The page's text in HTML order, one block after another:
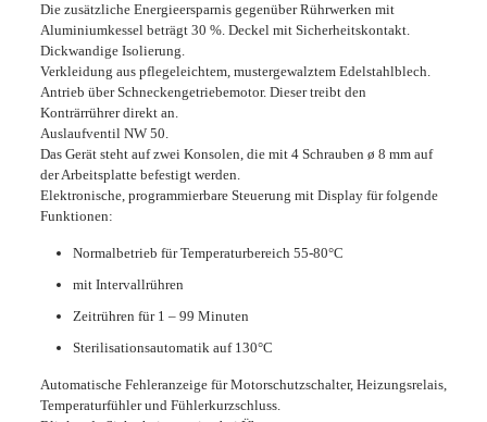
Die zusätzliche Energieersparnis gegenüber Rührwerken mit
Aluminiumkessel beträgt 30 %. Deckel mit Sicherheitskontakt.
Dickwandige Isolierung.
Verkleidung aus pflegeleichtem, mustergewalztem Edelstahlblech.
Antrieb über Schneckengetriebemotor. Dieser treibt den
Konträrrührer direkt an.
Auslaufventil NW 50.
Das Gerät steht auf zwei Konsolen, die mit 4 Schrauben ø 8 mm auf
der Arbeitsplatte befestigt werden.
Elektronische, programmierbare Steuerung mit Display für folgende
Funktionen:
Normalbetrieb für Temperaturbereich 55-80°C
mit Intervallrühren
Zeitrühren für 1 – 99 Minuten
Sterilisationsautomatik auf 130°C
Automatische Fehleranzeige für Motorschutzschalter, Heizungsrelais,
Temperaturfühler und Fühlerkurzschluss.